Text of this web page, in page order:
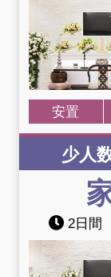
安置
少人
2日間